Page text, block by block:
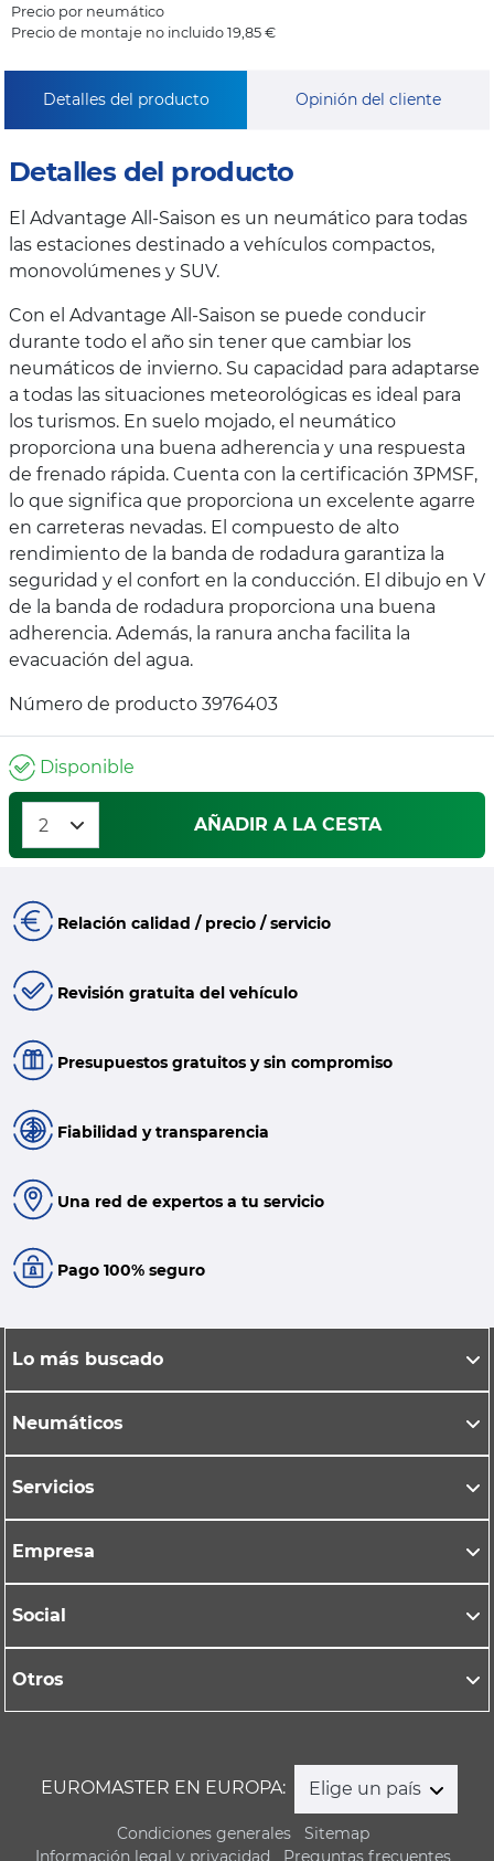
Precio por neumático
Precio de montaje no incluido 19,85 €
Detalles del producto Opinión del cliente
Detalles del producto
El Advantage All-Saison es un neumático para todas
las estaciones destinado a vehículos compactos,
monovolúmenes y SUV.
Con el Advantage All-Saison se puede conducir
durante todo el año sin tener que cambiar los
neumáticos de invierno. Su capacidad para adaptarse
a todas las situaciones meteorológicas es ideal para
los turismos. En suelo mojado, el neumático
proporciona una buena adherencia y una respuesta
de frenado rápida. Cuenta con la certificación 3PMSF,
lo que significa que proporciona un excelente agarre
en carreteras nevadas. El compuesto de alto
rendimiento de la banda de rodadura garantiza la
seguridad y el confort en la conducción. El dibujo en V
de la banda de rodadura proporciona una buena
adherencia. Además, la ranura ancha facilita la
evacuación del agua.
Número de producto 3976403
Disponible
AÑADIR A LA CESTA
Relación calidad / precio / servicio
Revisión gratuita del vehículo
Presupuestos gratuitos y sin compromiso
Fiabilidad y transparencia
Una red de expertos a tu servicio
Pago 100% seguro
Lo más buscado
Neumáticos
Servicios
Empresa
Social
Otros
EUROMASTER EN EUROPA: Elige un país
Condiciones generales
Sitemap
Información legal y privacidad
Preguntas frecuentes